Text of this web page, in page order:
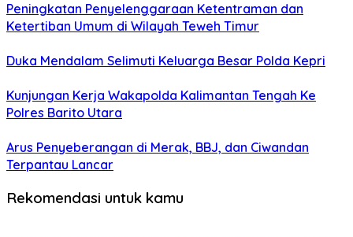
Peningkatan Penyelenggaraan Ketentraman dan
Ketertiban Umum di Wilayah Teweh Timur
Duka Mendalam Selimuti Keluarga Besar Polda Kepri
Kunjungan Kerja Wakapolda Kalimantan Tengah Ke
Polres Barito Utara
Arus Penyeberangan di Merak, BBJ, dan Ciwandan
Terpantau Lancar
Rekomendasi untuk kamu